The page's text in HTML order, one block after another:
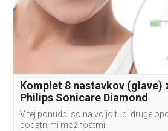
Komplet 8 nastavkov (glave)
Philips Sonicare Diamond
V tej ponudbi so na voljo tudi druge
dodatnimi možnostmi!